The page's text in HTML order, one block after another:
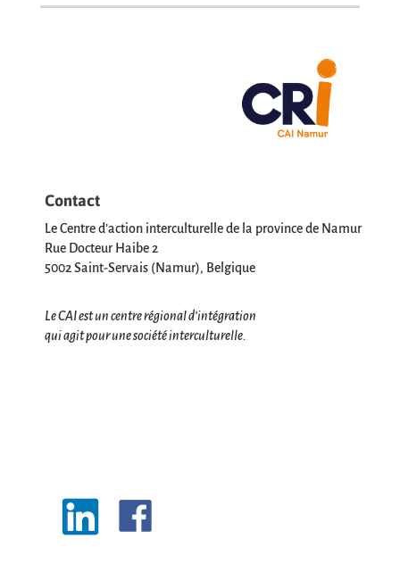
Contact
Le Centre d’action interculturelle de la province de Namur
Rue Docteur Haibe 2
5002 Saint-Servais (Namur), Belgique
Le CAI est un centre régional d’intégration
qui agit pour une société interculturelle.